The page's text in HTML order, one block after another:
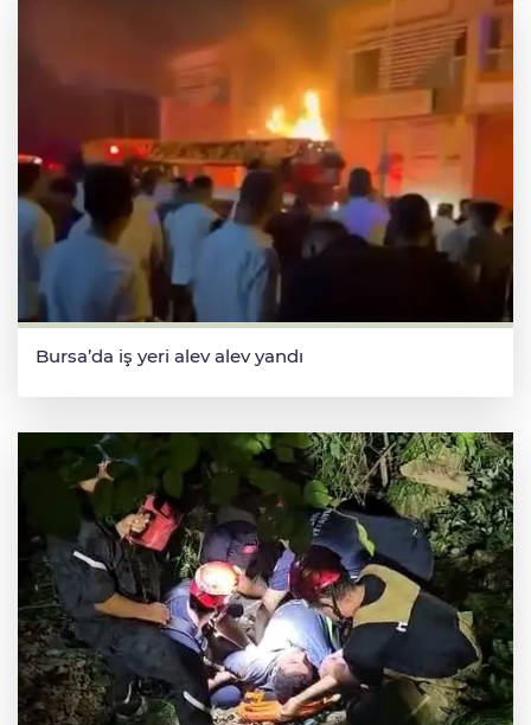
Bursa’da iş yeri alev alev yandı